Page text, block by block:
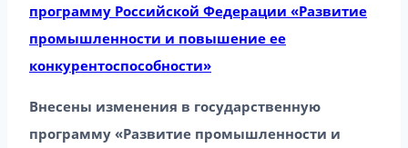
программу Российской Федерации «Развитие
промышленности и повышение ее
конкурентоспособности»
Внесены изменения в государственную
программу «Развитие промышленности и